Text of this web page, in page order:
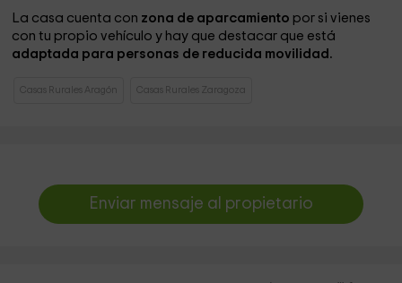
La casa cuenta con zona de aparcamiento por si vienes
con tu propio vehículo y hay que destacar que está
adaptada para personas de reducida movilidad.
Casas Rurales Aragón Casas Rurales Zaragoza
Enviar mensaje al propietario